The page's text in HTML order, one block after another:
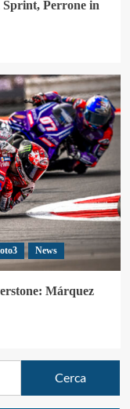
Sprint, Perrone in
News
Márquez